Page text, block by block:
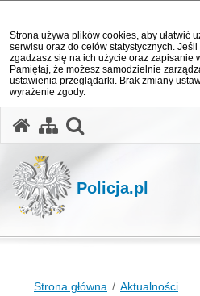
Strona używa plików cookies, aby ułatwić
serwisu oraz do celów statystycznych.
zgadzasz się na ich użycie oraz zapisanie
Pamiętaj, że możesz samodzielnie
ustawienia przeglądarki. Brak zmiany
wyrażenie zgody.
Policja.pl
Strona główna Aktualności